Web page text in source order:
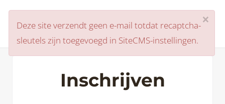
Centjesveiling
Inschrijven
×
Deze site verzendt geen e-mail totdat recaptcha-
sleutels zijn toegevoegd in SiteCMS-instellingen.